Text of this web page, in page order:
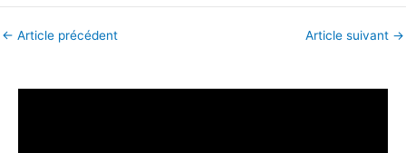
← Article précédent Article suivant →